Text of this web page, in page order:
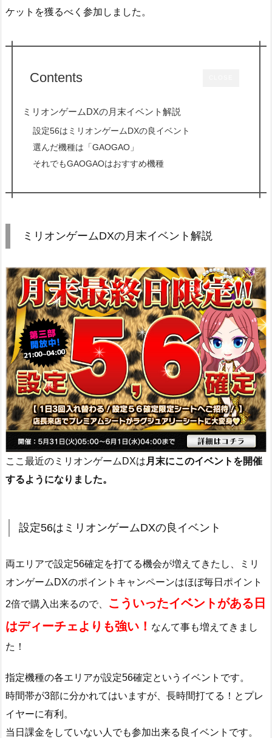
ケットを獲るべく参加しました。
Contents
ミリオンゲームDXの月末イベント解説
設定56はミリオンゲームDXの良イベント
選んだ機種は「GAOGAO」
それでもGAOGAOはおすすめ機種
ミリオンゲームDXの月末イベント解説
ここ最近のミリオンゲームDXは 月末にこのイベントを開催
するようになりました。
設定56はミリオンゲームDXの良イベント
両エリアで設定56確定を打てる機会が増えてきたし、ミリ
オンゲームDXのポイントキャンペーンはほぼ毎日ポイント
2倍で購入出来るので、
こういったイベントがある日
はディーチェよりも強い！ なんて事も増えてきまし
た！
指定機種の各エリアが設定56確定というイベントです。
時間帯が3部に分かれてはいますが、長時間打てる！とプレ
イヤーに有利。
当日課金をしていない人でも参加出来る良イベントです。